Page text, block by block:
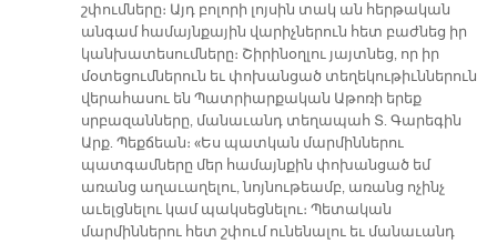
շփումները։ Այդ բոլորի լոյսին տակ ան հերթական
անգամ համայնքային վարիչներուն հետ բաժնեց իր
կանխատեսումները։ Շիրինօղլու յայտնեց, որ իր
մօտեցումներուն եւ փոխանցած տեղեկութիւններուն
վերահասու են Պատրիարքական Աթոռի երեք
սրբազանները, մանաւանդ տեղապահ Տ. Գարեգին
Արք. Պեքճեան։ «Ես պատկան մարմիններու
պատգամները մեր համայնքին փոխանցած եմ
առանց աղաւաղելու, նոյնութեամբ, առանց ոչինչ
աւելցնելու կամ պակսեցնելու։ Պետական
մարմիններու հետ շփում ունենալու եւ մանաւանդ